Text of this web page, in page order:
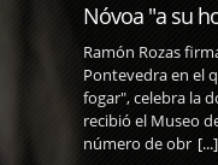
Nóvoa "a su
Ramón Rozas
Pontevedra en el
fogar", celebra la
recibió el Museo
número de obr [...]